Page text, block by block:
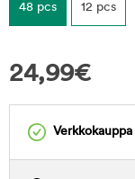
48 pcs 12 pcs
24,99€
Verkkokauppa